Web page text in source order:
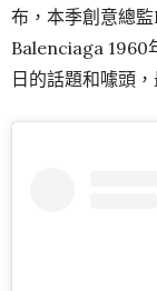
布，本季創意總
Balenciaga 1960
日的話題和噱頭